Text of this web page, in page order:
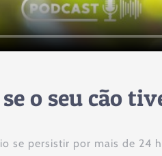
o seu cão
se persistir por mais de 24